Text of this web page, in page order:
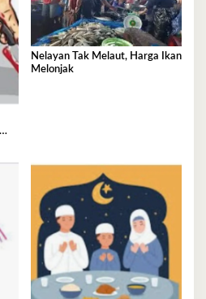
Nelayan Tak Melaut, Harga Ikan
Melonjak